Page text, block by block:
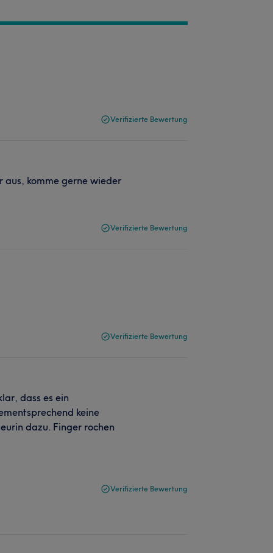
Verifizierte Bewertung
aus, komme gerne wieder
Verifizierte Bewertung
Verifizierte Bewertung
dass es ein
keine
dazu. Finger rochen
Verifizierte Bewertung